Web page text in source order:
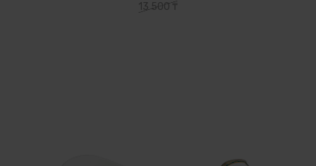
13 500 ₸